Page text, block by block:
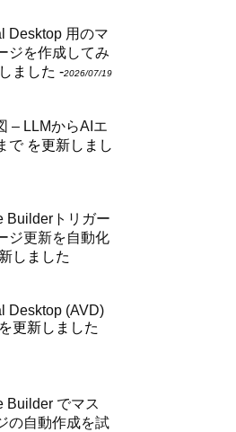
Desktop 用のマ
ジを作成してみ
ました -2026/07/19
– LLMからAIエ
でを更新しまし
Builderトリガー
ジ更新を自動化
しました
Desktop (AVD)
を更新しました
Builder でマス
の自動作成を試